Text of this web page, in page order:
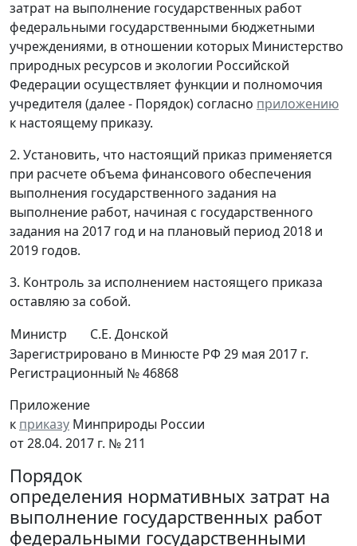
затрат на выполнение государственных работ
федеральными государственными бюджетными
учреждениями, в отношении которых Министерство
природных ресурсов и экологии Российской
Федерации осуществляет функции и полномочия
учредителя (далее - Порядок) согласно приложению
к настоящему приказу.
2. Установить, что настоящий приказ применяется
при расчете объема финансового обеспечения
выполнения государственного задания на
выполнение работ, начиная с государственного
задания на 2017 год и на плановый период 2018 и
2019 годов.
3. Контроль за исполнением настоящего приказа
оставляю за собой.
Министр
С.Е. Донской
Зарегистрировано в Минюсте РФ 29 мая 2017 г.
Регистрационный № 46868
Приложение
к приказу Минприроды России
от 28.04. 2017 г. № 211
Порядок
определения нормативных затрат на
выполнение государственных работ
федеральными государственными